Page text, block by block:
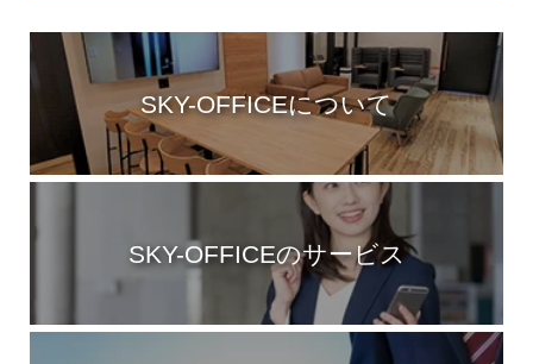
SKY-OFFICEについて
SKY-OFFICEのサービス